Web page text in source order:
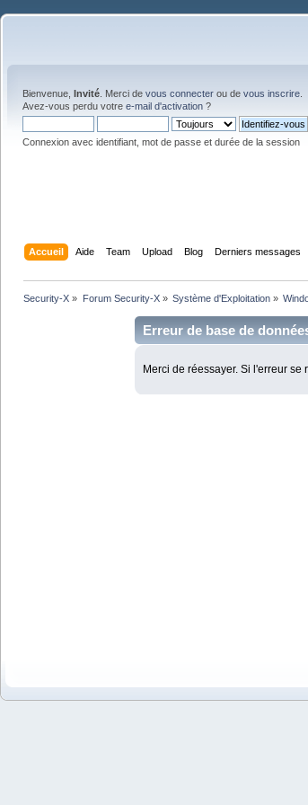
Bienvenue, Invité . Merci de vous connecter ou de vous inscrire
Avez-vous perdu votre e-mail d'activation ?
Connexion avec identifiant, mot de passe et durée de la session
Accueil Aide Team Upload Blog Derniers messages
Security-X » Forum Security-X» Système d'Exploitation»
Erreur de base de
Merci de réessayer. Si l'erreur